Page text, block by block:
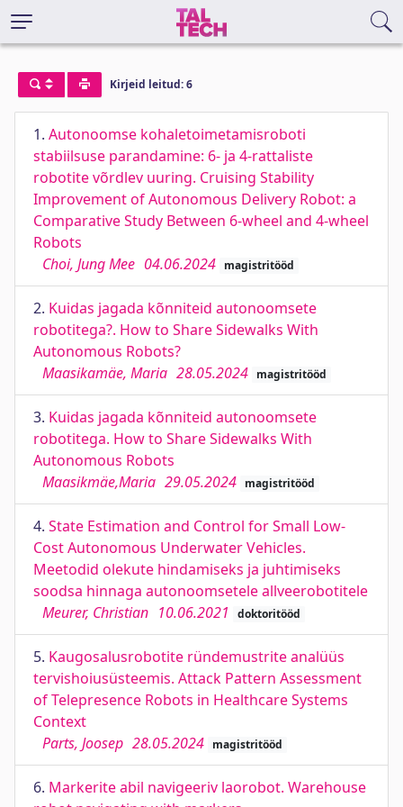
Kirjeid leitud: 6
1. Autonoomse kohaletoimetamisroboti
stabiilsuse parandamine: 6- ja 4-rattaliste
robotite võrdlev uuring. Cruising Stability
Improvement of Autonomous Delivery Robot: a
Comparative Study Between 6-wheel and 4-wheel
Robots
Choi, Jung Mee 04.06.2024 magistritööd
2. Kuidas jagada kõnniteid autonoomsete
robotitega?. How to Share Sidewalks With
Autonomous Robots?
Maasikamäe, Maria 28.05.2024 magistritööd
3. Kuidas jagada kõnniteid autonoomsete
robotitega. How to Share Sidewalks With
Autonomous Robots
Maasikmäe,Maria 29.05.2024 magistritööd
4. State Estimation and Control for Small Low-
Cost Autonomous Underwater Vehicles.
Meetodid olekute hindamiseks ja juhtimiseks
soodsa hinnaga autonoomsetele allveerobotitele
Meurer, Christian 10.06.2021 doktoritööd
5. Kaugosalusrobotite ründemustrite analüüs
tervishoiusüsteemis. Attack Pattern Assessment
of Telepresence Robots in Healthcare Systems
Context
Parts, Joosep 28.05.2024 magistritööd
6. Markerite abil navigeeriv laorobot. Warehouse